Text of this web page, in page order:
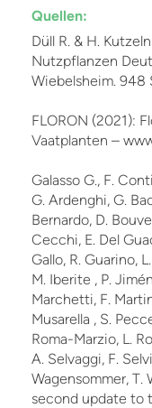
Quellen:
Düll R. & H.
Nutzpflanzen
Wiebelsheim. 948
FLORON (2021):
Vaatplanten –
Galasso G., F.
G. Ardenghi, G.
Bernardo, D.
Cecchi, E. Del
Gallo, R. Guarino,
M. Iberite , P.
Marchetti, F.
Musarella , S.
Roma-Marzio, L.
A. Selvaggi, F.
Wagensommer, T.
second update to